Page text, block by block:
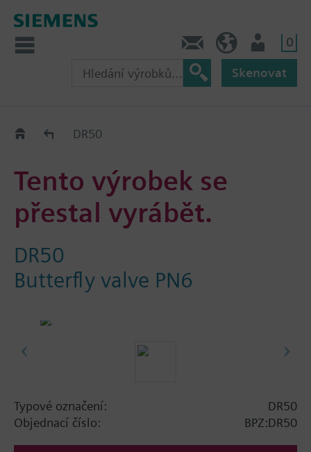
0
Skenovat
Old2New
DR50
Tento výrobek se
přestal vyrábět.
DR50
Butterfly valve PN6
Typové označení:
DR50
Objednací číslo:
BPZ:DR50